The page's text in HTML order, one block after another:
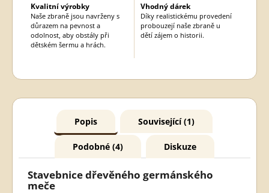
Kvalitní výrobky
Naše zbraně jsou navrženy s
důrazem na pevnost a
odolnost, aby obstály při
dětském šermu a hrách.
Vhodný dárek
Díky realistickému provedení
probouzejí naše zbraně u
dětí zájem o historii.
Popis Související (1)
Podobné (4) Diskuze
Stavebnice dřevěného germánského
meče